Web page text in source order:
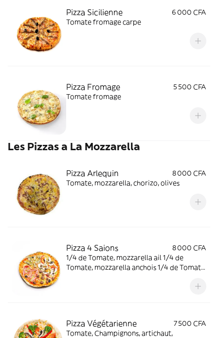
Pizza Sicilienne
6 000 CFA
Tomate fromage carpe
Pizza Fromage
5 500 CFA
Tomate fromage
Les Pizzas a La Mozzarella
Pizza Arlequin
8 000 CFA
Tomate, mozzarella, chorizo, olives
Pizza 4 Saions
8 000 CFA
1/4 de Tomate, mozzarella ail 1/4 de
Tomate, mozzarella anchois 1/4 de Tomate,
Pizza Végétarienne
7 500 CFA
Tomate, Champignons, artichaut,